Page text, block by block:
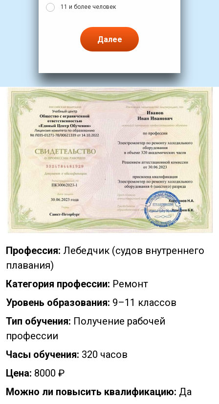
11 и более человек
Далее
Профессия: Лебедчик (судов внутреннего
плавания)
Категория профессии: Ремонт
Уровень образования: 9–11 классов
Тип обучения: Получение рабочей
профессии
Часы обучения: 320 часов
Цена: 8000 ₽
Можно ли повысить квалификацию: Да